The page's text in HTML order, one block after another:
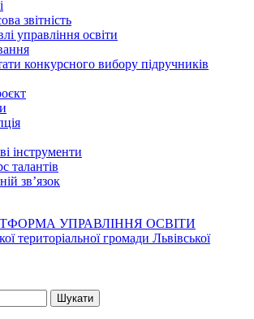
звітність
управління освіти
конкурсного вибору підручників
інструменти
талантів
зв’язок
територіальної громади Львівської області